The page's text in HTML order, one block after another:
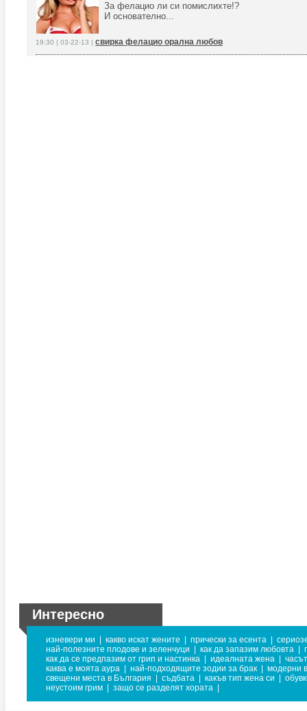
За фелацио ли си помислихте!?
И основателно...
19:30 | 03-22-13 | свирка фелацио орална любов
Интересно
изневери ми какво искат жените прически за есента
най-полезните плодове и зеленчуци
как да запазим любовта
как да се предпазим от грип и настинка
идеалната жена
каква е моята аура
най-подходящите зодии за брак
модерни
свещени места в България
съдбата какъв тип жена си
неустоим грим
защо се разделят хората